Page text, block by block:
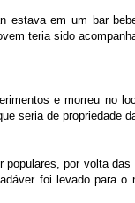
estava em um bar
teria sido
e morreu no
seria de propriedade
populares, por volta
foi levado para o